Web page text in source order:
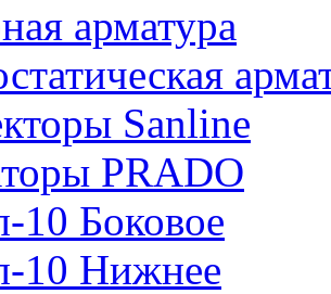
арматура
Sanline
PRADO
10 Боковое
10 Нижнее